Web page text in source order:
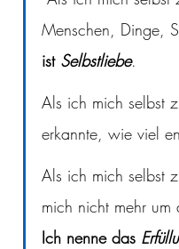
Menschen, Dinge,
ist Selbstliebe.
Als ich mich selbst
erkannte, wie viel
Als ich mich selbst
mich nicht mehr
Ich nenne das